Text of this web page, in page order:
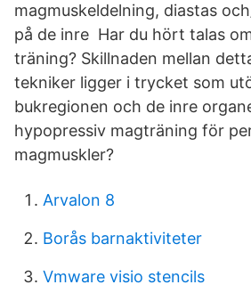
magmuskeldelning, diastas
på de inre Har du hört talas
träning? Skillnaden mellan
tekniker ligger i trycket som
bukregionen och de inre
hypopressiv magträning för
magmuskler?
Arvalon 8
Borås barnaktiviteter
Vmware visio stencils